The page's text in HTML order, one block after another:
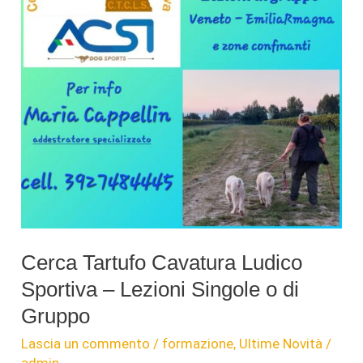
Cerca Tartufo Cavatura Ludico
Sportiva – Lezioni Singole o di
Gruppo
Lascia un commento / formazione, Ultime Novità /